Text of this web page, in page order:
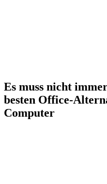
Es muss nicht
besten Office-
Computer